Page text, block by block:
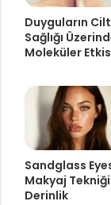
Duyguların Cilt
Sağlığı
Moleküler
Sandglass
Makyaj
Derinlik